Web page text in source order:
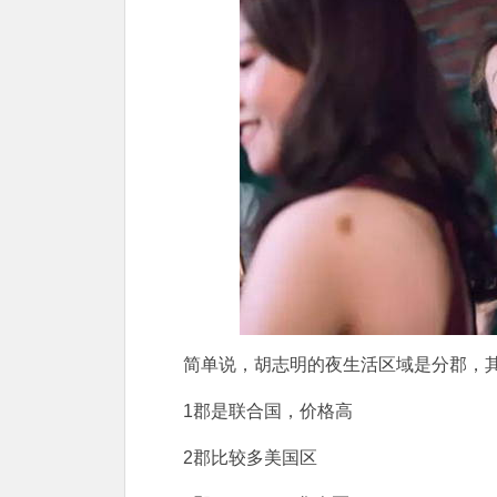
简单说，胡志明的夜生活区域是分郡，
1郡是联合国，价格高
2郡比较多美国区